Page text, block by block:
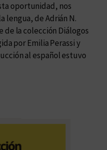
oportunidad, nos
lengua, de Adrián N.
de la colección Diálogos
por Emilia Perassi y
al español estuvo